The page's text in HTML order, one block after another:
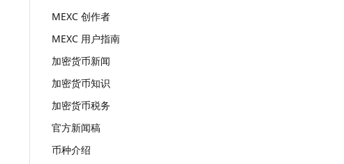
MEXC 创作者
MEXC 用户指南
加密货币新闻
加密货币知识
加密货币税务
官方新闻稿
币种介绍